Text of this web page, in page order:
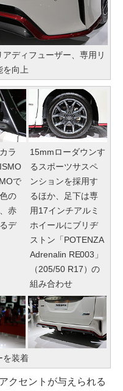
ディフューザー、専用リ
を向上
ラ
で
の
赤
デ
15mmローダウンす
るスポーツサスペ
ンションを採用す
るほか、足下は専
用17インチアルミ
ホイールにブリヂ
ストン「POTENZA
Adrenalin RE003」
（205/50 R17）の
組み合わせ
を装着
クセントが与えられる